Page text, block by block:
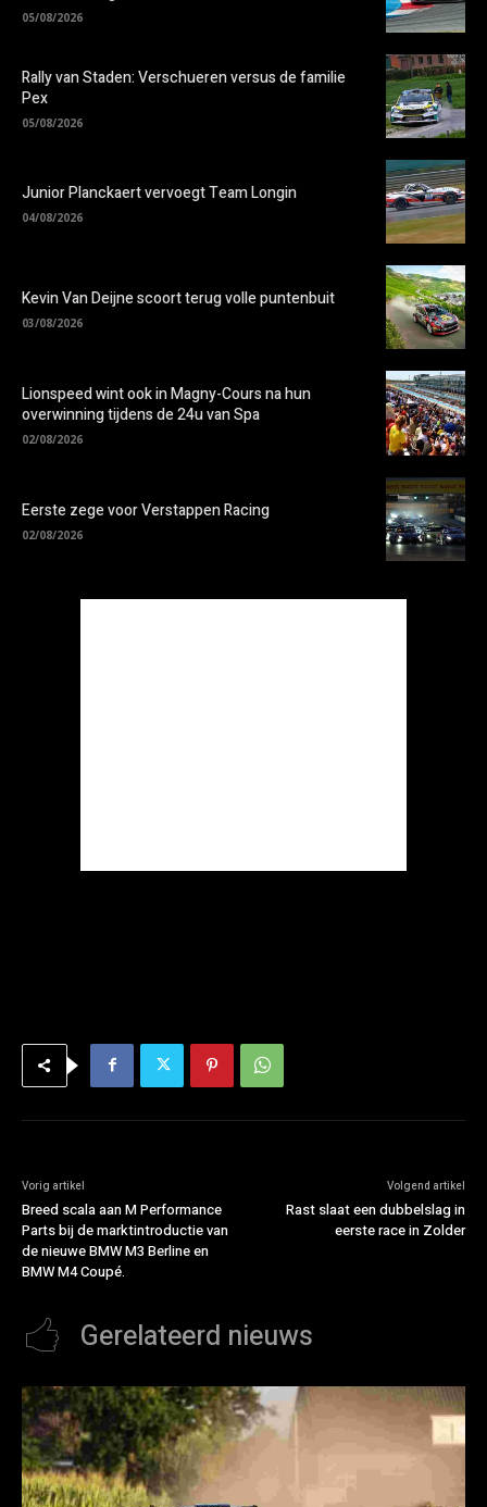
05/08/2026
Rally van Staden: Verschueren versus de familie
Pex
05/08/2026
Junior Planckaert vervoegt Team Longin
04/08/2026
Kevin Van Deijne scoort terug volle puntenbuit
03/08/2026
Lionspeed wint ook in Magny-Cours na hun
overwinning tijdens de 24u van Spa
02/08/2026
Eerste zege voor Verstappen Racing
02/08/2026
Vorig artikel
Breed scala aan M Performance
Parts bij de marktintroductie van
de nieuwe BMW M3 Berline en
BMW M4 Coupé.
Volgend artikel
Rast slaat een dubbelslag in
eerste race in Zolder
Gerelateerd nieuws